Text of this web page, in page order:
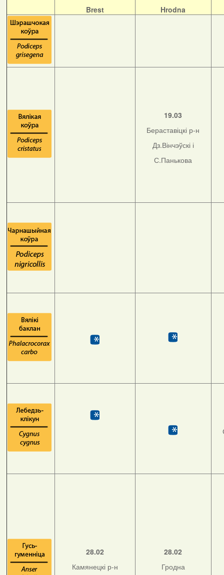
Brest
Hrodna
19.03
Бераставіцкі р-н
Дз.Вінчэўскі і
С.Панькова
28.02
Камянецкі р-н
28.02
Гродна